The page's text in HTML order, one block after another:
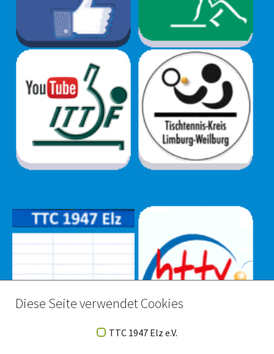
Diese Seite verwendet Cookies
TTC 1947 Elz e.V.